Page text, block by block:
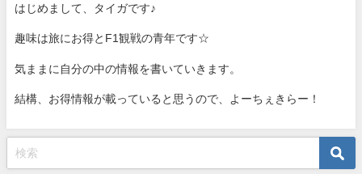
はじめまして、タイガです♪
趣味は旅にお得とF1観戦の青年です☆
気ままに自分の中の情報を書いていきます。
結構、お得情報が載っていると思うので、よーちぇきらー！